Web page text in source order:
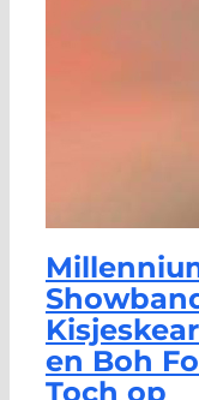
en Boh
Toch op